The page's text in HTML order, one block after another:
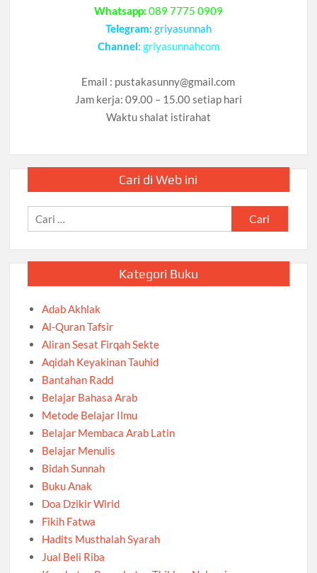
Whatsapp: 089 7775 0909
Telegram: griyasunnah
Channel: griyasunnahcom
Email : pustakasunny@gmail.com
Jam kerja: 09.00 – 15.00 setiap hari
Waktu shalat istirahat
Cari di Web ini
Cari
untuk:
Kategori Buku
Adab Akhlak
Al-Quran Tafsir
Aliran Sesat Firqah Sekte
Aqidah Keyakinan Tauhid
Bantahan Radd
Belajar Bahasa Arab
Metode Belajar Ilmu
Belajar Membaca Arab Latin
Belajar Menulis
Bidah Sunnah
Buku Anak
Doa Dzikir Wirid
Fikih Fatwa
Hadits Musthalah Syarah
Jual Beli Riba